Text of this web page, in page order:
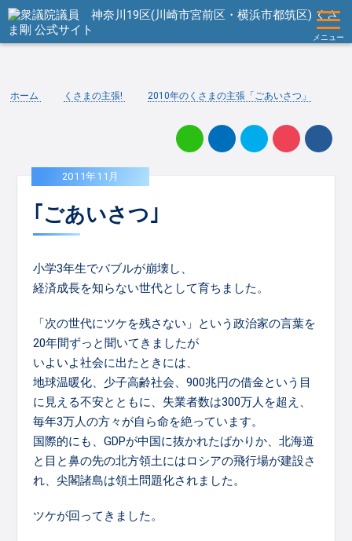
メニュー
ホーム くさまの主張! 2010年のくさまの主張「ごあいさつ」
2011年11月
｢ごあいさつ｣
小学3年生でバブルが崩壊し、
経済成長を知らない世代として育ちました。
「次の世代にツケを残さない」という政治家の言葉を
20年間ずっと聞いてきましたが
いよいよ社会に出たときには、
地球温暖化、少子高齢社会、900兆円の借金という目
に見える不安とともに、失業者数は300万人を超え、
毎年3万人の方々が自ら命を絶っています。
国際的にも、GDPが中国に抜かれたばかりか、北海道
と目と鼻の先の北方領土にはロシアの飛行場が建設さ
れ、尖閣諸島は領土問題化されました。
ツケが回ってきました。